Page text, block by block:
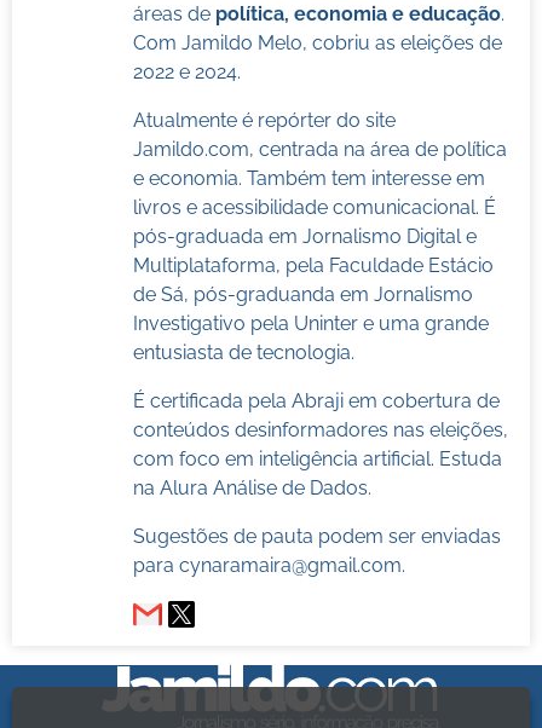
áreas de política, economia e educação.
Com Jamildo Melo, cobriu as eleições de
2022 e 2024.
Atualmente é repórter do site
Jamildo.com, centrada na área de política
e economia. Também tem interesse em
livros e acessibilidade comunicacional. É
pós-graduada em Jornalismo Digital e
Multiplataforma, pela Faculdade Estácio
de Sá, pós-graduanda em Jornalismo
Investigativo pela Uninter e uma grande
entusiasta de tecnologia.
É certificada pela Abraji em cobertura de
conteúdos desinformadores nas eleições,
com foco em inteligência artificial. Estuda
na Alura Análise de Dados.
Sugestões de pauta podem ser enviadas
para cynaramaira@gmail.com.